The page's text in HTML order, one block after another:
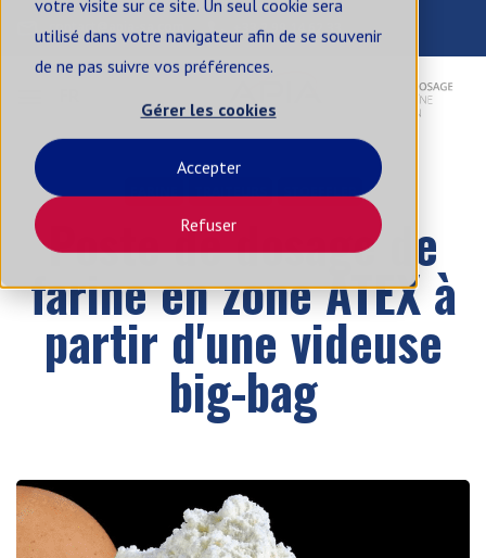
votre visite sur ce site. Un seul cookie sera
utilisé dans votre navigateur afin de se souvenir
de ne pas suivre vos préférences.
Gérer les cookies
Accepter
Refuser
contact@apia-sa.com +33 2 99 14 62 33
FARINE TRAITEURS STOEFFLER
Poste de dosage de
farine en zone ATEX à
partir d'une videuse
big-bag